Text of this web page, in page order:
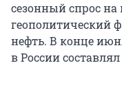
сезонный спрос
геополитический
нефть. В конце
в России